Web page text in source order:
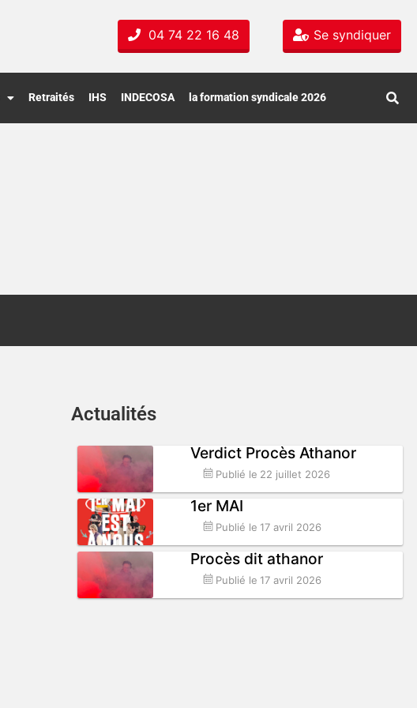
04 74 22 16 48 Se syndiquer
Retraités IHS INDECOSA la formation syndicale 2026
Actualités
Verdict Procès Athanor
Publié le 22 juillet 2026
1er MAI
Publié le 17 avril 2026
Procès dit athanor
Publié le 17 avril 2026